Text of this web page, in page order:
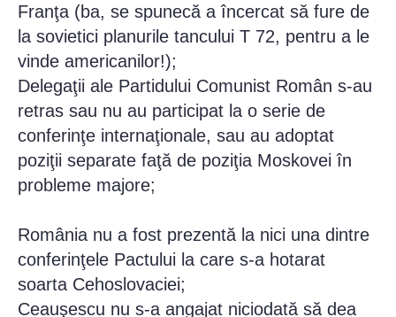
Franţa (ba, se spunecă a încercat să fure de
la sovietici planurile tancului T 72, pentru a le
vinde americanilor!);
Delegaţii ale Partidului Comunist Român s-au
retras sau nu au participat la o serie de
conferinţe internaţionale, sau au adoptat
poziţii separate faţă de poziţia Moskovei în
probleme majore;
România nu a fost prezentă la nici una dintre
conferinţele Pactului la care s-a hotarat
soarta Cehoslovaciei;
Ceauşescu nu s-a angajat niciodată să dea